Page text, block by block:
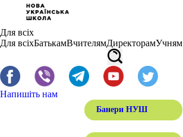
Для всіх
Для всіхБатькамВчителямДиректорамУчням
Напишіть нам
Банери НУШ